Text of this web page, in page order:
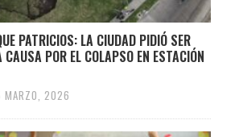
PATRICIOS: LA CIUDAD PIDIÓ SER
CAUSA POR EL COLAPSO EN ESTACIÓN
MARZO, 2026